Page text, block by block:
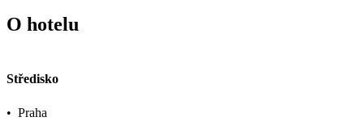
O hotelu
Středisko
• Praha